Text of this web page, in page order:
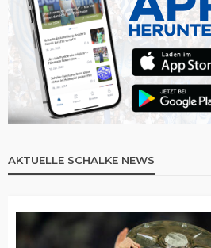
AKTUELLE SCHALKE NEWS